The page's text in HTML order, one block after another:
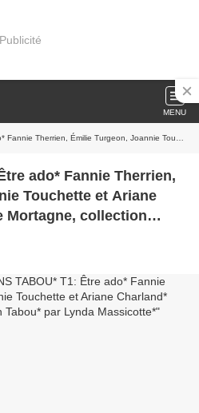
Publicité
MENU
Touchette et Ariane Charland* Éditions de Mortagne, collection Tabou* par Lynda Massicotte*
ado* Fannie Therrien,
Touchette et Ariane
Mortagne, collection